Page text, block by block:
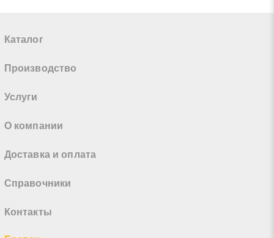
Каталог
Производство
Услуги
О компании
Доставка и оплата
Справочники
Контакты